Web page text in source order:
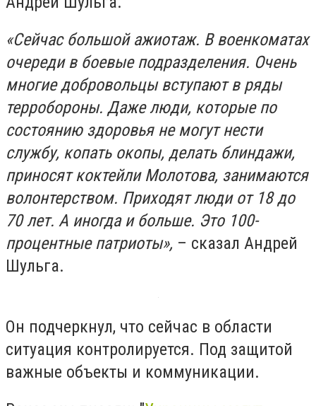
«Сейчас большой ажиотаж. В военкоматах
очереди в боевые подразделения. Очень
многие добровольцы вступают в ряды
терробороны. Даже люди, которые по
состоянию здоровья не могут нести
службу, копать окопы, делать блиндажи,
приносят коктейли Молотова, занимаются
волонтерством. Приходят люди от 18 до
70 лет. А иногда и больше. Это 100-
процентные патриоты», – сказал Андрей
Шульга.
Он подчеркнул, что сейчас в области
ситуация контролируется. Под защитой
важные объекты и коммуникации.